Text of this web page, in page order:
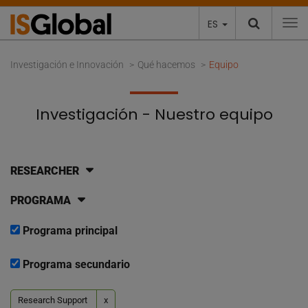
ES
Investigación e Innovación Qué hacemos Equipo
Investigación - Nuestro equipo
RESEARCHER
PROGRAMA
Programa principal
Programa secundario
Research Support x